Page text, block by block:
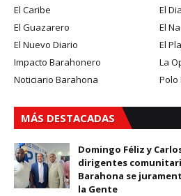
El Caribe
El Dia
El Guazarero
El
El Nuevo Diario
El
Impacto Barahonero
La
Noticiario Barahona
Polo
MÁS DESTACADAS
Domingo Féliz y
dirigentes
Barahona se
la Gente